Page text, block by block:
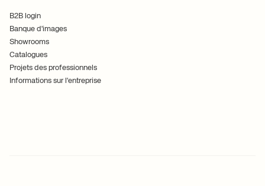
B2B login
Banque d'images
Showrooms
Catalogues
Projets des professionnels
Informations sur l'entreprise